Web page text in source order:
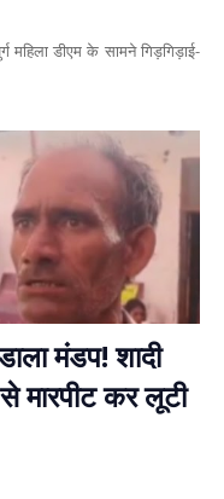
महिला डीएम के सामने गिड़गिड़ाई-
मंडप! शादी
मारपीट कर लूटी